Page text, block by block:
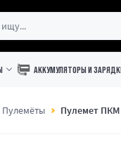
АККУМУЛЯТОРЫ И
Пулемёты Пулемет ПКМ